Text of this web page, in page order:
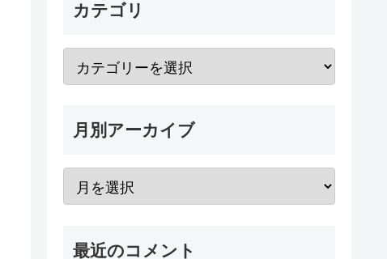
カテゴリ
月別アーカイブ
最近のコメント